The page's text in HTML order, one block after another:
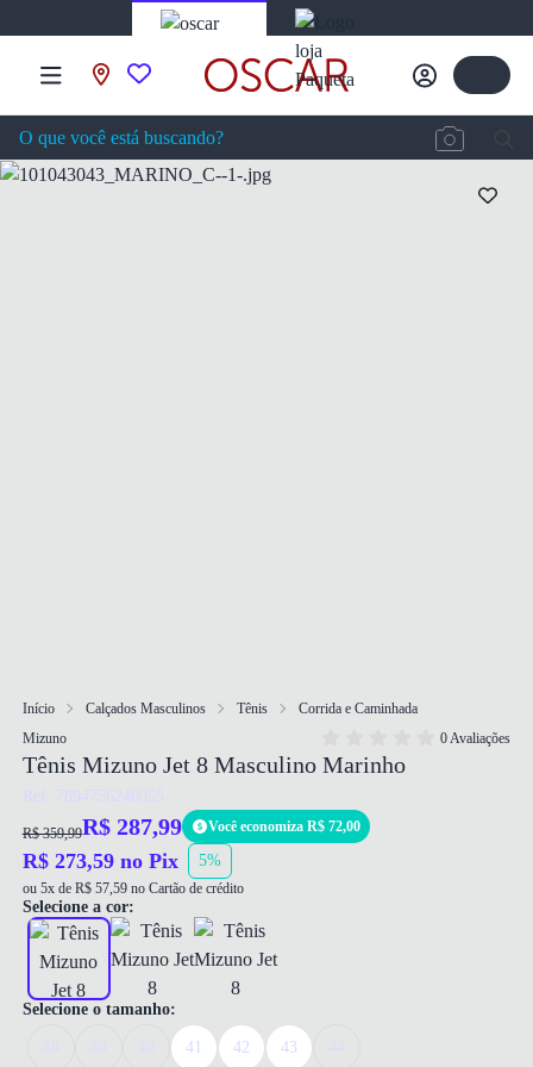
Início Calçados Masculinos Tênis
Corrida e Caminhada
Mizuno
0 Avaliações
Tênis Mizuno Jet 8 Masculino Marinho
Ref: 7894756240055
R$ 359,99R$ 287,99 Você economiza R$ 72,00
R$ 273,59 no Pix 5%
ou 5x de R$ 57,59 no Cartão de crédito
Selecione a cor:
Selecione o tamanho:
41 42 43